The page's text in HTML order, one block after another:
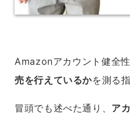
Amazonアカウント健全性
売を行えているかを測る
冒頭でも述べた通り、 ア